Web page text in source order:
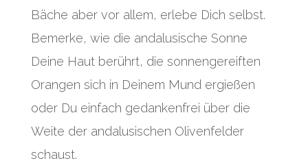
Bäche aber vor allem, erlebe Dich selbst.
Bemerke, wie die andalusische Sonne
Deine Haut berührt, die sonnengereiften
Orangen sich in Deinem Mund ergießen
oder Du einfach gedankenfrei über die
Weite der andalusischen Olivenfelder
schaust.